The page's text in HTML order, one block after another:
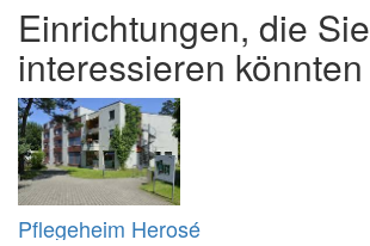
Einrichtungen, die Sie
interessieren könnten
Pflegeheim Herosé